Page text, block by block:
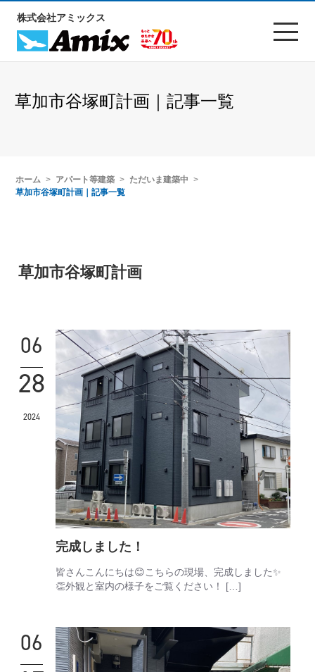
株式会社アミックス
草加市谷塚町計画｜記事一覧
ホーム アパート等建築
ただいま建築中
草加市谷塚町計画｜記事一覧
草加市谷塚町計画
06
28
2024
完成しました！
皆さんこんにちは😊こちらの現場、完成しました✨
👏外観と室内の様子をご覧ください！ […]
06